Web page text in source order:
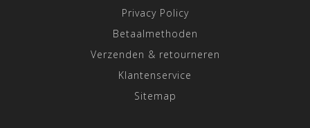
Privacy Policy
Betaalmethoden
Verzenden & retourneren
Klantenservice
Sitemap